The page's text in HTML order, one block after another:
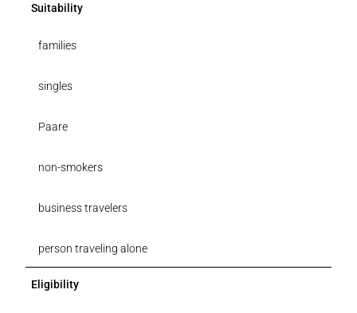
Suitability
families
singles
Paare
non-smokers
business travelers
person traveling alone
Eligibility